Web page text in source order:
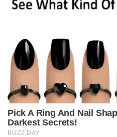
Pick A Ring And Nail
Darkest Secrets!
BUZZ DAY